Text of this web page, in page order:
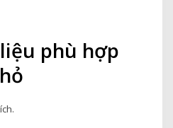
phù hợp